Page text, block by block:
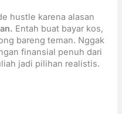
hustle karena alasan
Entah buat bayar kos,
bareng teman. Nggak
finansial penuh dari
jadi pilihan realistis.